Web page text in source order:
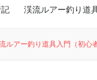
渓流ルアー釣り道
ルアー釣り道具入門（初心